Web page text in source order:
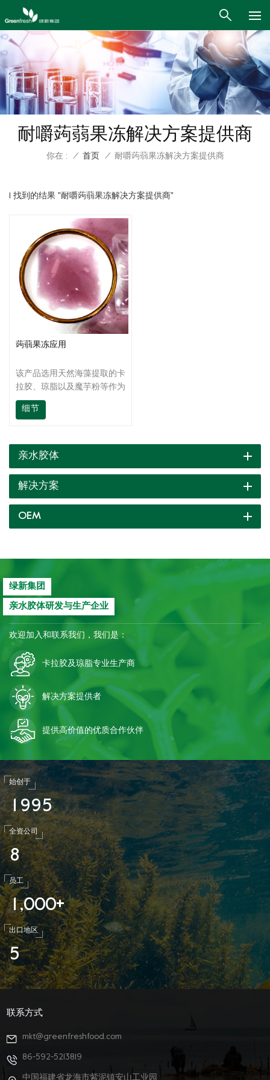
耐嚼蒟蒻果冻解决方案提供商
你在 : / 首页 / 耐嚼蒟蒻果冻解决方案提供商
1 找到的结果 "耐嚼蒟蒻果冻解决方案提供商"
蒟蒻果冻应用
该产品选用天然海藻提取的卡
拉胶、琼脂以及魔芋粉等作为
主要原料，经过科学复配，操
作方便。可用于制备多种口感
滑、入口即化等。
细节
亲水胶体
解决方案
OEM
绿新集团
亲水胶体研发与生产企业
欢迎加入和联系我们，我们是：
卡拉胶及琼脂专业生产商
解决方案提供者
提供高价值的优质合作伙伴
始创于
1 995
全资公司
8
员工
1 ,000+
出口地区
5
联系方式
mkt@greenfreshfood.com
86-592-5213819
中国福建省龙海市紫泥镇安山工业园